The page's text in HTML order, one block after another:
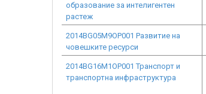
образование за интелигентен
растеж
2014BG05M9OP001 Развитие на
човешките ресурси
2014BG16M1OP001 Транспорт и
транспортна инфраструктура